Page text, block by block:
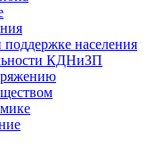
населения
КДНиЗП